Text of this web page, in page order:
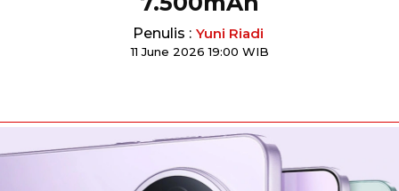
Penulis : Yuni Riadi
11 June 2026 19:00 WIB